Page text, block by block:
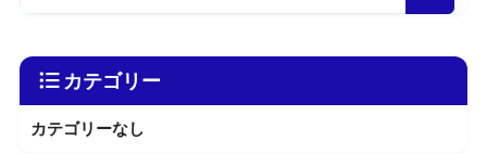
カテゴリー
カテゴリーなし